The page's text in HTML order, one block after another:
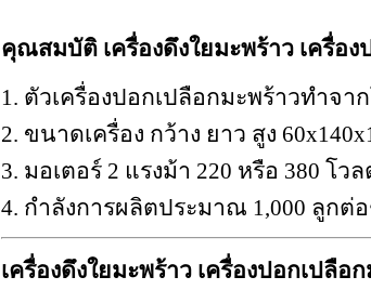
คุณสมบัติ เครื่องดึงใยมะพร้าวเครื่อง
1. ตัวเครื่องปอกเปลือกมะพร้าวทำจา
2. ขนาดเครื่อง กว้าง ยาว สูง
3. มอเตอร์ 2 แรงม้า 220 หรือ 380 โวล
4. กำลังการผลิตประมาณ 1,000 ลูกต่
เครื่องดึงใยมะพร้าว เครื่องปอกเปลื